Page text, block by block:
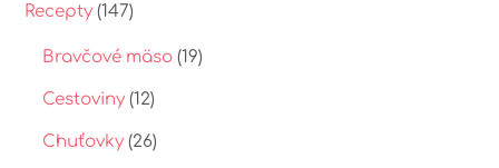
Recepty (147)
Bravčové mäso(19)
Cestoviny(12)
Chuťovky(26)